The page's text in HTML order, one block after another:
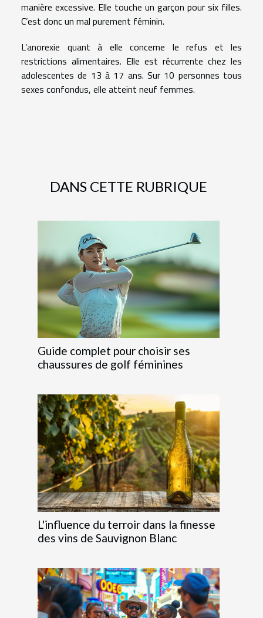
manière excessive. Elle touche un garçon pour six filles.
C’est donc un mal purement féminin.
L’anorexie quant à elle concerne le refus et les
restrictions alimentaires. Elle est récurrente chez les
adolescentes de 13 à 17 ans. Sur 10 personnes tous
sexes confondus, elle atteint neuf femmes.
DANS CETTE RUBRIQUE
Guide complet pour choisir ses
chaussures de golf féminines
L'influence du terroir dans la finesse
des vins de Sauvignon Blanc